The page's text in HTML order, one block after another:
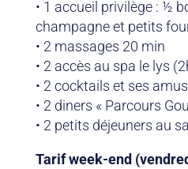
• 1 accueil privilège : ½
champagne et petits
• 2 massages 20 min
• 2 accès au spa le lys
• 2 cocktails et ses
• 2 diners « Parcours
• 2 petits déjeuners au
Tarif week-end